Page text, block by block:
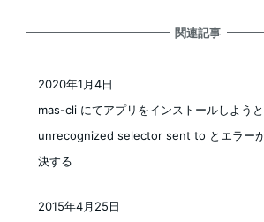
関連記事
mas-cli にてアプリをインストールしよう
unrecognized selector sent to とエラー
決する
2020年1月4日
2015年4月25日